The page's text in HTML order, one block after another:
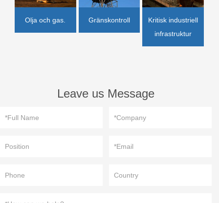
Olja och gas. Gränskontroll
Kritisk industriell
infrastruktur
Leave us Message